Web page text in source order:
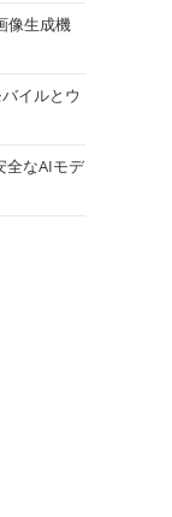
像生成機
イルとウ
全なAIモデ